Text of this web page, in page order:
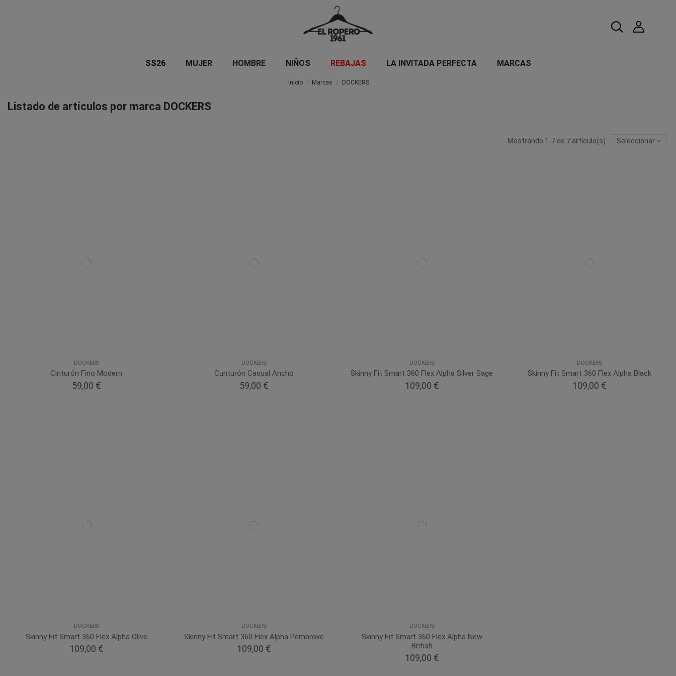
SS26 MUJER HOMBRE NIÑOS REBAJAS LA INVITADA PERFECTA MARCAS
Inicio Marcas DOCKERS
Listado de artículos por marca DOCKERS
Mostrando 1-7 de 7 artículo(s) Seleccionar
DOCKERS
Cinturón Fino Modern
59,00 €
DOCKERS
Cunturón Casual Ancho
59,00 €
DOCKERS
Skinny Fit Smart 360 Flex Alpha Silver Sage
109,00 €
DOCKERS
Skinny Fit Smart 360 Flex Alpha Black
109,00 €
DOCKERS
Skinny Fit Smart 360 Flex Alpha Olive
109,00 €
DOCKERS
Skinny Fit Smart 360 Flex Alpha Pembroke
109,00 €
DOCKERS
Skinny Fit Smart 360 Flex Alpha New
British
109,00 €